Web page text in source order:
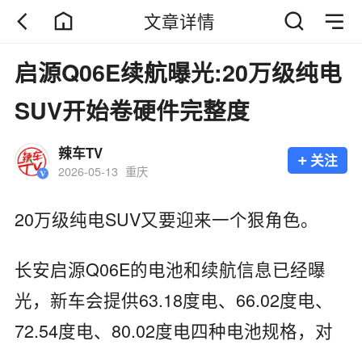
文章详情
启源Q06E续航曝光:20万级纯电
SUV开始卷硬件完整度
辣车TV
2026-05-13 重庆
+ 关注
20万级纯电SUV又要迎来一个狠角色。
长安启源Q06E的电池和续航信息已经曝
光，新车会提供63.18度电、66.02度电、
72.54度电、80.02度电四种电池规格，对